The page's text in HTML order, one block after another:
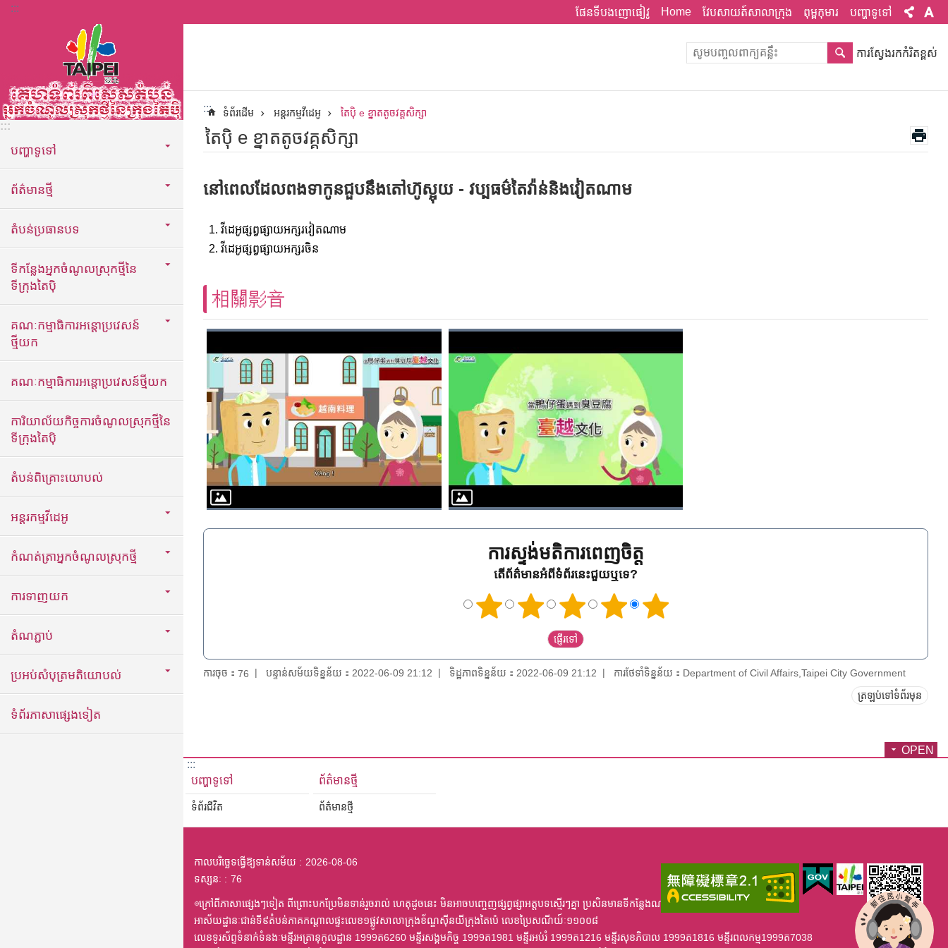
ទៅកាន់មាតិកាប្លុកមាតិកាសំខាន់
::: ផែនទីបងញោផៀវូ Home វែបសាយត៍សាលាក្រុង ពុម្ពកុមារ បញ្ហាទូទៅ
:::
បញ្ហាទូទៅ
ព័ត៌មានថ្មី
តំបន់ប្រធានបទ
ទីកន្លែងអ្នកចំណូលស្រុកថ្មីនៃ
ទីក្រុងតៃប៉ិ
គណៈកម្មាធិការអន្តោប្រវេសន៍
ថ្មីយក
គណៈកម្មាធិការអន្តោប្រវេសន៍ថ្មីយក
ការិយាល័យកិច្ចការចំណូលស្រុកថ្មីនៃ
ទីក្រុងតៃប៉ិ
តំបន់ពិគ្រោះយោបល់
អន្តរកម្មវីដេអូ
កំណត់ត្រាអ្នកចំណូលស្រុកថ្មី
ការទាញយក
តំណភ្ជាប់
ប្រអប់សំបុត្រមតិយោបល់
ទំព័រភាសាផ្សេងទៀត
ការស្វែងរកកំរិតខ្ពស់
::: ទំព័រដើម អន្តរកម្មវីដេអូ តៃប៉ិ e ខ្នាតតូចវគ្គសិក្សា
តៃប៉ិ e ខ្នាតតូចវគ្គសិក្សា
នៅពេលដែលពងទាកូនជួបនឹងតៅហ៊ូស្អុយ - វប្បធម៌តៃវ៉ាន់និងវៀតណាម
វីដេអូផ្សព្វផ្សាយអក្សរវៀតណាម
វីដេអូផ្សព្វផ្សាយអក្សរចិន
相關影音
ការស្ទង់មតិការពេញចិត្ត
តើព័ត៌មានអំពីទំព័រនេះជួយឬទេ?
ការចុច： 76 បន្ទាន់សម័យទិន្នន័យ：2022-06-09 21:12 ទិដ្ឋភាពទិន្នន័យ：2022-06-09 21:12 ការថែទាំទិន្នន័យ：Department of Civil Affairs,Taipei City Government
ត្រឡប់ទៅទំព័រមុន
OPEN
:::
បញ្ហាទូទៅ
ទំព័រជីវិត
ព័ត៌មានថ្មី
ព័ត៌មានថ្មី
កាលបរិច្ឆេទធ្វើឱ្យទាន់សម័យ
2026-08-06
ទស្សនៈ
76
◎ក្រៅពីភាសាផ្សេងៗទៀត ពីព្រោះបកប្រែមិនទាន់រួចរាល់ ហេតុដូចនេះ មិនអាចបញ្ចេញផ្សព្វផ្សាអត្តបទស្មើរៗគ្នា ប្រសិនមានទីកន្លែងណាខ្វះខាត់ សូមមេតាអនុង្គ្រោះ។
អាស័យដ្ឋានៈជាន់ទី៩តំបន់ភាគកណ្តាលផ្ទះលេខ១ផ្លូវសាលាក្រុងខ័ណ្ឌស៊ីនយីក្រុងតៃប៉េ លេខប្រៃសណីយ៍ៈ១១០០៨
លេខទូរស័ព្ទទំនាក់ទំនងៈមន្ទីរអត្រានុកូលដ្ឋាន 1999ត6260 មន្ទីរសង្គមកិច្ច 1999ត1981 មន្ទីរអប់រំ 1999ត1216 មន្ទីរសុខភិបាល 1999ត1816 មន្ទីរពលកម្ម1999ត7038